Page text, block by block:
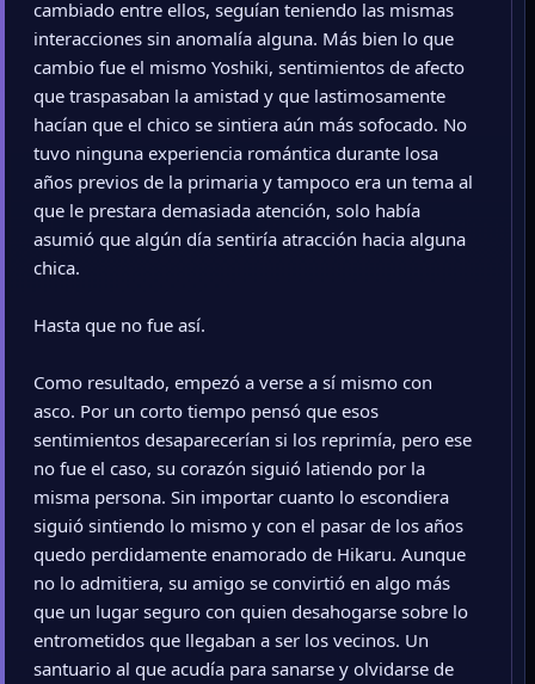
cambiado entre ellos, seguían teniendo las mismas
interacciones sin anomalía alguna. Más bien lo que
cambio fue el mismo Yoshiki, sentimientos de afecto
que traspasaban la amistad y que lastimosamente
hacían que el chico se sintiera aún más sofocado. No
tuvo ninguna experiencia romántica durante losa
años previos de la primaria y tampoco era un tema al
que le prestara demasiada atención, solo había
asumió que algún día sentiría atracción hacia alguna
chica.
Hasta que no fue así.
Como resultado, empezó a verse a sí mismo con
asco. Por un corto tiempo pensó que esos
sentimientos desaparecerían si los reprimía, pero ese
no fue el caso, su corazón siguió latiendo por la
misma persona. Sin importar cuanto lo escondiera
siguió sintiendo lo mismo y con el pasar de los años
quedo perdidamente enamorado de Hikaru. Aunque
no lo admitiera, su amigo se convirtió en algo más
que un lugar seguro con quien desahogarse sobre lo
entrometidos que llegaban a ser los vecinos. Un
santuario al que acudía para sanarse y olvidarse de